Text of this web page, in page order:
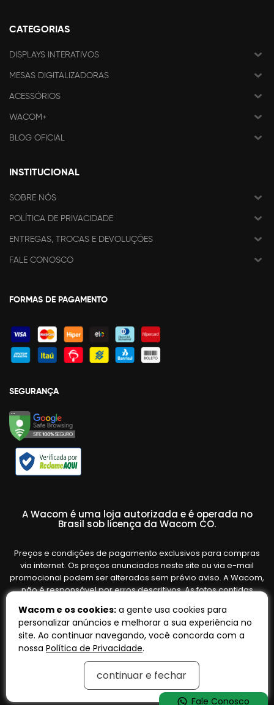
CATEGORIAS
DISPLAYS INTERATIVOS
MESAS DIGITALIZADORAS
ACESSÓRIOS
WACOM+
BLOG OFICIAL
INSTITUCIONAL
SOBRE NÓS
POLÍTICA DE PRIVACIDADE
ENTREGAS, TROCAS E DEVOLUÇÕES
FALE CONOSCO
FORMAS DE PAGAMENTO
SEGURANÇA
A Wacom é uma loja autorizada e é operada no
Brasil sob licença da Wacom CO.
Preços e condições de pagamento exclusivos para compras
via internet. Os preços anunciados neste site ou via e-mail
promocional podem ser alterados sem prévio aviso. A Wacom,
não é responsável por erros descritivos. As fotos contidas
variar de acordo com o fornecedor/lote do fabricante. Ofertas
válidas até o término de nossos estoques. Vendas sujeitas à
análise e confirmação de dados.
OpenK
Wacom e os cookies: a gente usa cookies para
personalizar anúncios e melhorar a sua experiência no
site. Ao continuar navegando, você concorda com a
nossa Política de Privacidade.
continuar e fechar
Fale Conosco